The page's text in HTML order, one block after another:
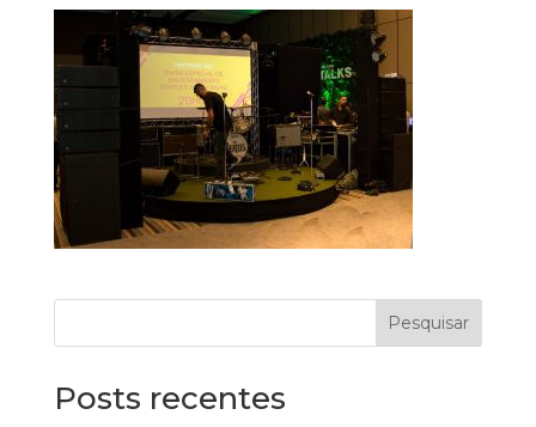
Pesquisar
Posts recentes